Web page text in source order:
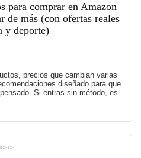
para comprar en Amazon
de más (con ofertas reales
y deporte)
precios que cambian varias
diseñado para que
Si entras sin método, es